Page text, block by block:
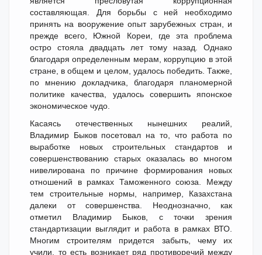
составляющая. Для борьбы с ней необходимо
принять на вооружение опыт зарубежных стран, и
прежде всего, Южной Кореи, где эта проблема
остро стояла двадцать лет тому назад. Однако
благодаря определенным мерам, коррупцию в этой
стране, в общем и целом, удалось победить. Также,
по мнению докладчика, благодаря планомерной
политике качества, удалось совершить японское
экономическое чудо.
Касаясь отечественных нынешних реалий,
Владимир Быков посетовал на то, что работа по
выработке новых строительных стандартов и
совершенствованию старых оказалась во многом
нивелирована по причине формирования новых
отношений в рамках Таможенного союза. Между
тем строительные нормы, например, Казахстана
далеки от совершенства. Неоднозначно, как
отметил Владимир Быков, с точки зрения
стандартизации выглядит и работа в рамках ВТО.
Многим строителям придется забыть, чему их
учили, то есть возникает ряд противоречий между